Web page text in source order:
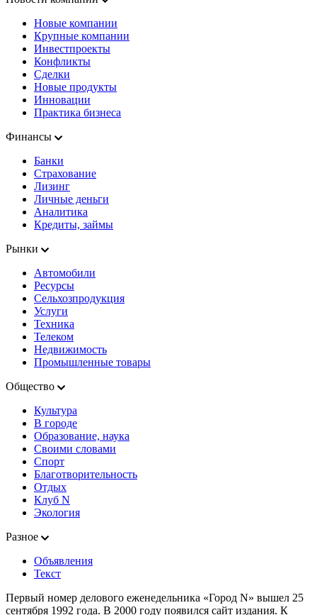
Новые компании
Крупные компании
Инвестпроекты
Конфликты
Сделки
Новые продукты
Инновации
Практика бизнеса
Финансы
Банки
Страхование
Лизинг
Личные деньги
Аналитика
Кредиты, займы
Рынки
Автомобили
Ресурсы
Сельхозпродукция
Услуги
Техника
Телеком
Недвижимость
Промышленные товары
Общество
Культура
В городе
Образование, наука
Своими словами
Спорт
Благотворительность
Отдых
Клуб N
Экология
Разное
Объявления
Текст
Первый номер делового еженедельника «Город N» вышел 25
сентября 1992 года. В 2000 году появился сайт издания. К